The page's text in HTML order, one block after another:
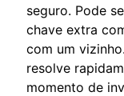
seguro. Pode
chave extra
com um
resolve
momento de